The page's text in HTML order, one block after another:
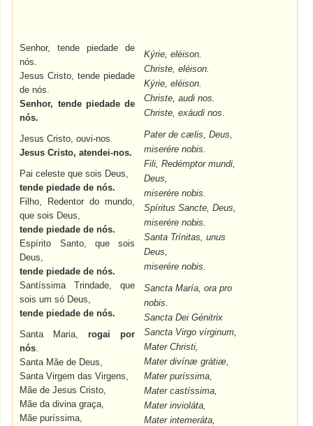
Senhor, tende piedade de
nós.
Jesus Cristo, tende piedade
de nós.
Senhor, tende piedade de
nós.
Jesus Cristo, ouvi-nos.
Jesus Cristo, atendei-nos.
Pai celeste que sois Deus,
tende piedade de nós.
Filho, Redentor do mundo,
que sois Deus,
tende piedade de nós.
Espírito Santo, que sois
Deus,
tende piedade de nós.
Santíssima Trindade, que
sois um só Deus,
tende piedade de nós.
Santa Maria,rogai por
nós.
Santa Mãe de Deus,
Santa Virgem das Virgens,
Mãe de Jesus Cristo,
Mãe da divina graça,
Mãe puríssima,
Kýrie, eléison.
Christe, eléison.
Kýrie, eléison.
Christe, audi nos.
Christe, exáudi nos.
Pater de cælis, Deus,
miserére nobis.
Fili, Redémptor mundi,
Deus,
miserére nobis.
Spíritus Sancte, Deus,
miserére nobis.
Santa Trínitas, unus
Deus,
miserére nobis.
Sancta María, ora pro
nobis.
Sancta Dei Génitrix
Sancta Virgo vírginum,
Mater Christi,
Mater divínæ grátiæ,
Mater puríssima,
Mater castíssima,
Mater invioláta,
Mater intemeráta,